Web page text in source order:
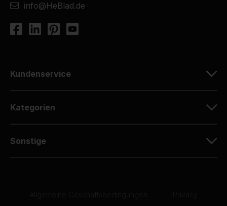
info@HeBlad.de
Kundenservice
Kategorien
Sonstige